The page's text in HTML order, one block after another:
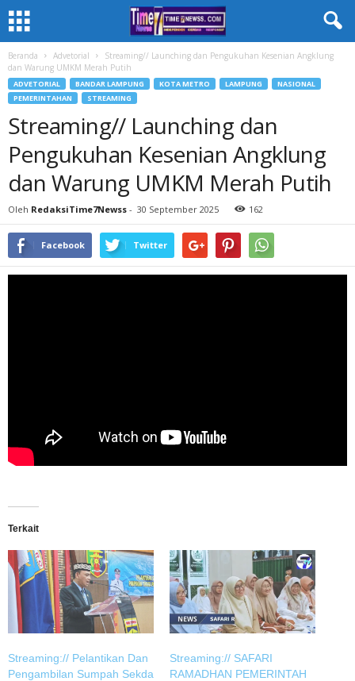
Beranda Advetorial
Streaming// Launching dan Pengukuhan Kesenian Angklung
dan Warung UMKM Merah Putih
ADVETORIAL BANDAR LAMPUNG KOTA METRO LAMPUNG
NASIONAL
PEMERINTAHAN
STREAMING
Streaming// Launching dan
Pengukuhan Kesenian Angklung
dan Warung UMKM Merah Putih
Oleh RedaksiTime7Newss - 30 September 2025 162
Facebook Twitter
Terkait
Streaming:// Pelantikan Dan
Pengambilan Sumpah Sekda
Streaming:// SAFARI
RAMADHAN PEMERINTAH